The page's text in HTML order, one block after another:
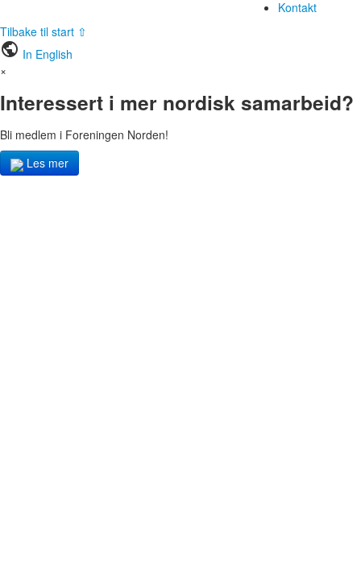
Kontakt
Tilbake til start ⇧
public In English
×
Interessert i mer nordisk samarbeid?
Bli medlem i Foreningen Norden!
Les mer